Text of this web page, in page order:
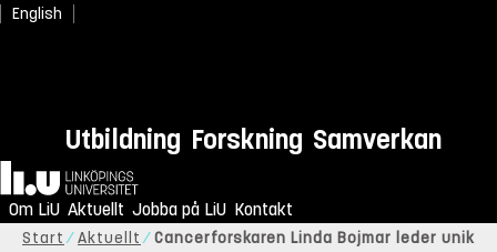
English
Utbildning Forskning Samverkan
Hem
Om LiU Aktuellt Jobba på LiU Kontakt
Start Aktuellt
Cancerforskaren Linda Bojmar leder unik